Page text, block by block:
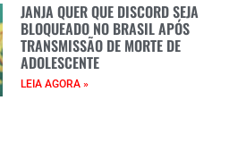
JANJA QUER QUE DISCORD SEJA
BLOQUEADO NO BRASIL APÓS
TRANSMISSÃO DE MORTE DE
ADOLESCENTE
LEIA AGORA »